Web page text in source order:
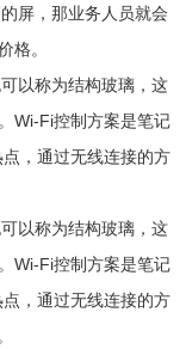
屏，那业务人员就会
格。
以称为结构玻璃，这
Wi-Fi控制方案是笔记
，通过无线连接的方
以称为结构玻璃，这
Wi-Fi控制方案是笔记
，通过无线连接的方